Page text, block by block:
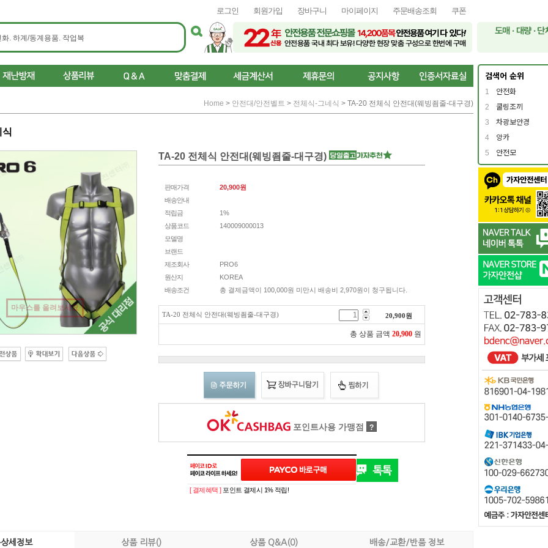
검색어 순위
1
안전화
2
쿨링조끼
3
차광보안경
4
앙카
5
안전모
로그인 회원가입 장바구니 마이페이지 주문배송조회 쿠폰
Home > 안전대/안전벨트 > 전체식-그네식 > TA-20 전체식 안전대(웨빙죔줄-대구경)
마우스를 올려보세요
TA-20 전체식 안전대(웨빙죔줄-대구경)
판매가격 20,900원
배송안내
적립금
1%
상품코드
140009000013
모델명
브랜드
제조회사
PRO6
원산지
KOREA
배송조건
총 결제금액이 100,000원 미만시 배송비 2,970원이 청구됩니다.
TA-20 전체식 안전대(웨빙죔줄-대구경) 20,900원
총 상품 금액 20,900 원
포인트사용 가맹점 ?
[ 결제혜택 ] 포인트 결제시 1% 적립!
세정보 상품 리뷰() 상품 Q&A(0) 배송/교환/반품 정보